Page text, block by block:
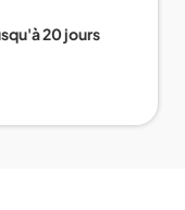
20 jours